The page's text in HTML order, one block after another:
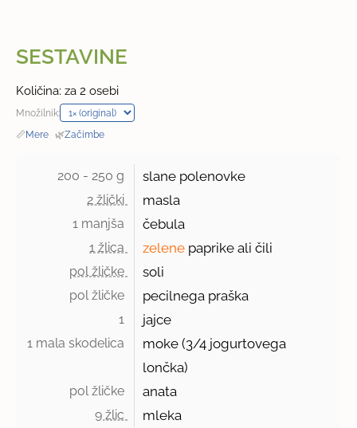
SESTAVINE
Količina: za 2 osebi
Množilnik:
📏Mere · 🌿Začimbe
200 - 250 g slane polenovke
2 žlički masla
1 manjša čebula
1 žlica zelene paprike ali čili
pol žličke soli
pol žličke pecilnega praška
1 jajce
1 mala skodelica
moke (3/4 jogurtovega
lončka)
pol žličke anata
9 žlic mleka